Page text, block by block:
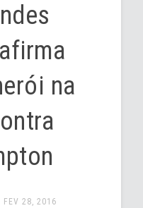
na
FEV 28, 2016